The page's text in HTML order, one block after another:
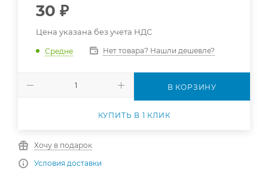
30 ₽
Цена указана без учета НДС
Средне Нет товара? Нашли дешевле?
В КОРЗИНУ
КУПИТЬ В 1 КЛИК
Хочу в подарок
Условия доставки